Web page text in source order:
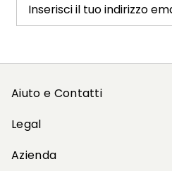
Inserisci il tuo indirizzo
Aiuto e Contatti
Legal
Azienda